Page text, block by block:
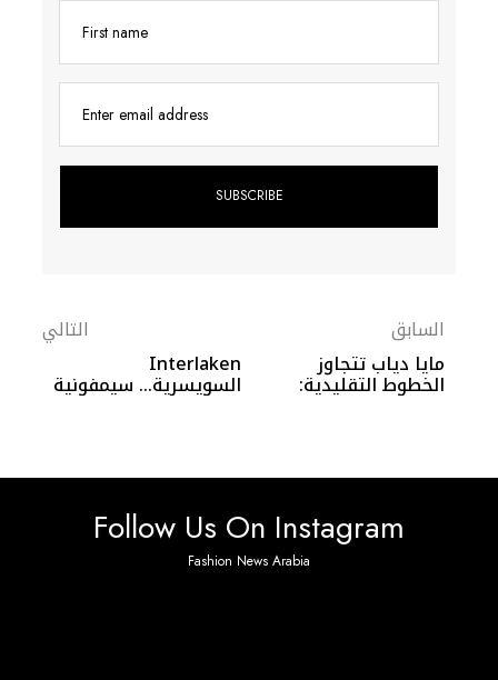
First name
Enter email address
السابق
مايا دياب تتجاوز
الخطوط التقليدية:
إطلالة درامية باللون
التالي
Interlaken
السويسرية… سيمفونية
الطبيعة بين البحيرات
Follow Us On Instagram
Fashion News Arabia